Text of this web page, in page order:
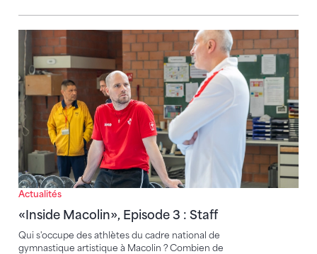
Actualités
«Inside Macolin», Episode 3 : Staff
Qui s'occupe des athlètes du cadre national de
gymnastique artistique à Macolin ? Combien de
«Inside Macolin», Episode 3 : Staff